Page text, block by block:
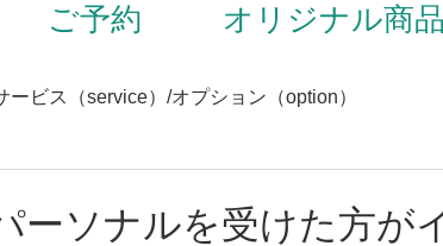
ご予約 オリジナル商品
ービス（service）/オプション（option）
ーソナルを受けた方が